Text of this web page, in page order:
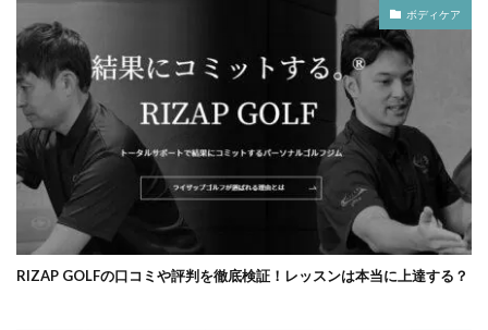
ボディケア
RIZAP GOLFの口コミや評判を徹底検証！レッスンは本当に上達する？